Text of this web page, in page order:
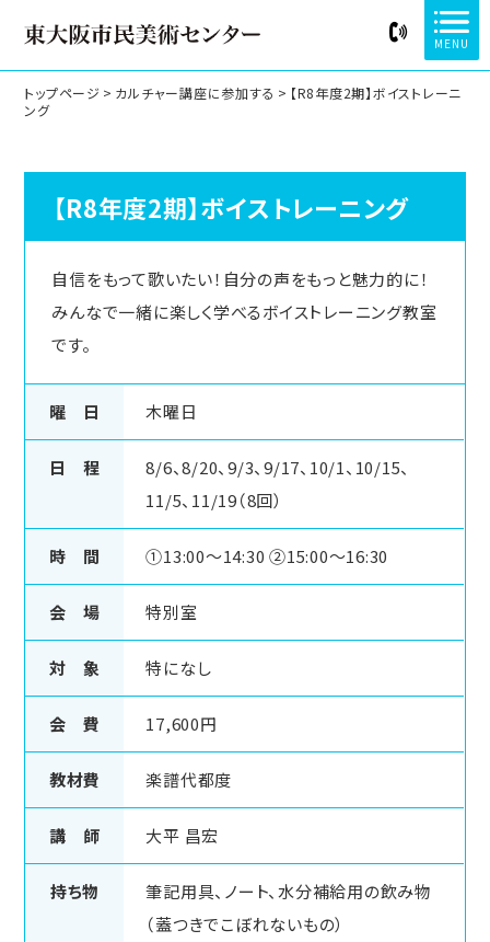
MENU
トップページ > カルチャー講座に参加する > 【R8年度2期】ボイストレーニ
ング
【R8年度2期】ボイストレーニング
自信をもって歌いたい！自分の声をもっと魅力的に！
みんなで一緒に楽しく学べるボイストレーニング教室
です。
曜 日 木曜日
日 程
8/6、8/20、9/3、9/17、10/1、10/15、
11/5、11/19（8回）
時 間 ①13:00～14:30 ②15:00～16:30
会 場 特別室
対 象 特になし
会 費 17,600円
教材費 楽譜代都度
講 師 大平 昌宏
持ち物
筆記用具、ノート、水分補給用の飲み物
（蓋つきでこぼれないもの）